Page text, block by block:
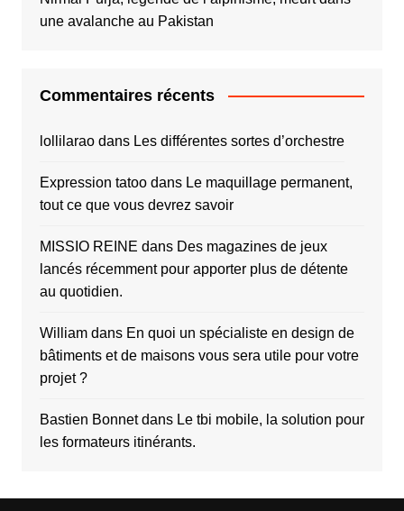
une avalanche au Pakistan
Commentaires récents
lollilaraodans Les différentes sortes d’orchestre
Expression tatoodans Le maquillage permanent,
tout ce que vous devrez savoir
MISSIO REINE dans Des magazines de jeux
lancés récemment pour apporter plus de détente
au quotidien.
Williamdans En quoi un spécialiste en design de
bâtiments et de maisons vous sera utile pour votre
projet ?
Bastien Bonnetdans Le tbi mobile, la solution pour
les formateurs itinérants.